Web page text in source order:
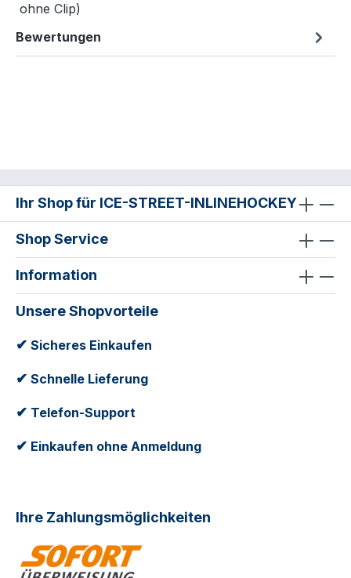
ohne Clip)
Bewertungen
Ihr Shop für ICE-STREET-INLINEHOCKEY
Shop Service
Information
Unsere Shopvorteile
✔ Sicheres Einkaufen
✔ Schnelle Lieferung
✔ Telefon-Support
✔ Einkaufen ohne Anmeldung
Ihre Zahlungsmöglichkeiten